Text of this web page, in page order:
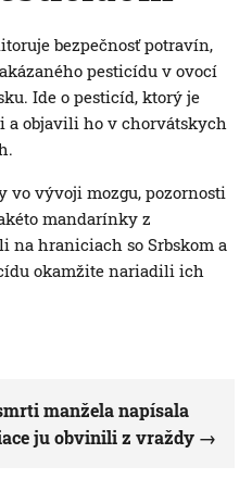
bezpečnosť potravín,
pesticídu v ovocí
Ide o pesticíd, ktorý je
a objavili ho v chorvátskych
vo vývoji mozgu, pozornosti
mandarínky z
na hraniciach so Srbskom a
okamžite nariadili ich
manžela napísala
ju obvinili z vraždy